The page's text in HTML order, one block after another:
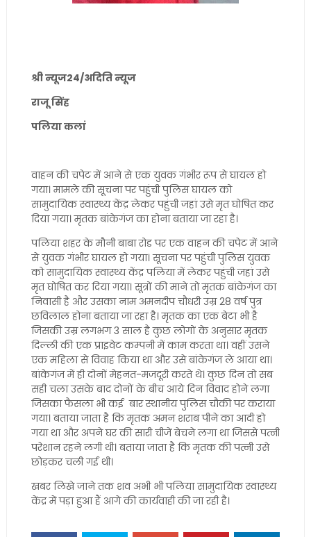
श्री न्यूज24/अदिति न्यूज
राजू सिंह
पलिया कलां
वाहन की चपेट में आने से एक युवक गंभीर रूप से घायल हो
गया। मामले की सूचना पर पहुंची पुलिस घायल को
सामुदायिक स्वास्थ्य केंद्र लेकर पहुंची जहां उसे मृत घोषित कर
दिया गया। मृतक बांकेगंज का होना बताया जा रहा है।
पलिया शहर के मौनी बाबा रोड पर एक वाहन की चपेट में आने
से युवक गंभीर घायल हो गया। सूचना पर पहुंची पुलिस युवक
को सामुदायिक स्वास्थ्य केंद्र पलिया में लेकर पहुंची जहां उसे
मृत घोषित कर दिया गया। सूत्रों की माने तो मृतक बांकेगंज का
निवासी है और उसका नाम अमनदीप चौधरी उम्र 28 वर्ष पुत्र
छविलाल होना बताया जा रहा है। मृतक का एक बेटा भी है
जिसकी उम्र लगभग 3 साल है कुछ लोगों के अनुसार मृतक
दिल्ली की एक प्राइवेट कम्पनी में काम करता था। वहीं उसने
एक महिला से विवाह किया था और उसे बांकेगंज ले आया था।
बांकेगंज में ही दोनों मेहनत-मजदूरी करते थे। कुछ दिन तो सब
सही चला उसके बाद दोनों के बीच आये दिन विवाद होने लगा
जिसका फैसला भी कई बार स्थानीय पुलिस चौकी पर कराया
गया। बताया जाता है कि मृतक अमन शराब पीने का आदी हो
गया था और अपने घर की सारी चीजें बेचने लगा था जिससे पत्नी
परेशान रहने लगी थी। बताया जाता है कि मृतक की पत्नी उसे
छोड़कर चली गई थी।
खबर लिखे जाने तक शव अभी भी पलिया सामुदायिक स्वास्थ्य
केंद्र में पड़ा हुआ हैं आगे की कार्यवाही की जा रही है।